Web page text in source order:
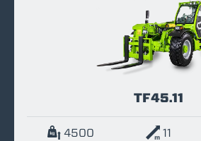
TF45.11
4500 11